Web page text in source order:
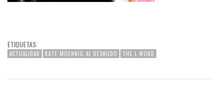
ETIQUETAS:
ACTUALIDAD KATE MOENNIG AL DESNUDO THE L WORD